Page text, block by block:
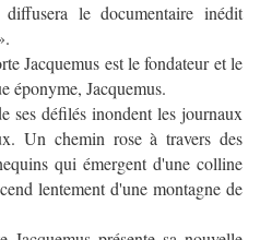
le documentaire inédit
Jacquemus est le fondateur et le
éponyme, Jacquemus.
ses défilés inondent les journaux
Un chemin rose à travers des
qui émergent d'une colline
lentement d'une montagne de